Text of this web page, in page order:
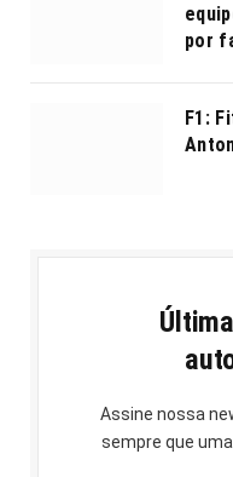
por
F1:
Assine nossa
sempre que